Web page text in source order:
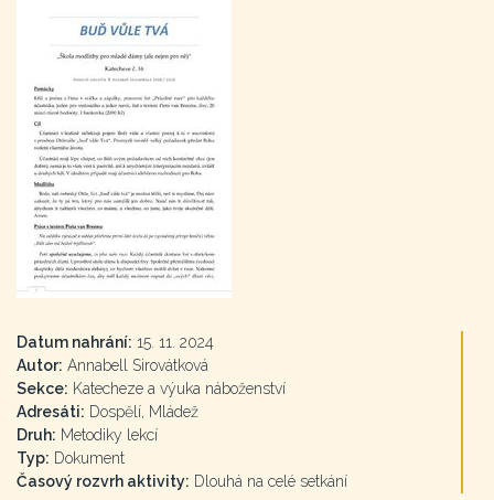
Datum nahrání: 15. 11. 2024
Autor: Annabell Sirovátková
Sekce: Katecheze a výuka náboženství
Adresáti: Dospělí, Mládež
Druh: Metodiky lekcí
Typ: Dokument
Časový rozvrh aktivity: Dlouhá na celé setkání